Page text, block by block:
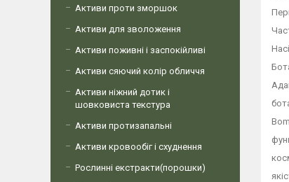
Активи проти зморшок
Активи для зволоження
Активи поживні і заспокійливі
Активи сяючий колір обличчя
Активи ніжний дотик і
шовковиста текстура
Активи протизапальні
Активи кровообіг і схуднення
Рослинні екстракти(порошки)